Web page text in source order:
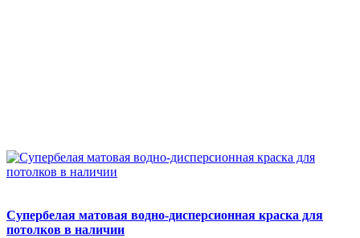
Cупербелая матовая водно-дисперсионная краска для
потолков в наличии